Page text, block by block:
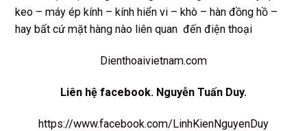
keo – máy ép kính – kính hiển vi – khò – hàn đồng hồ –
hay bất cứ mặt hàng nào liên quan đến điện thoại
Dienthoaivietnam.com
Liên hệ facebook. Nguyễn Tuấn Duy.
https://www.facebook.com/LinhKienNguyenDuy